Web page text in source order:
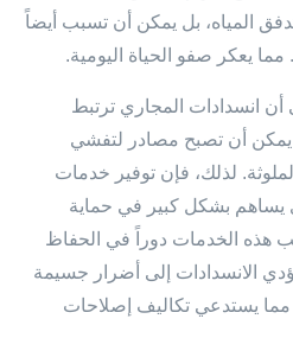
المياه، بل يمكن أن تسبب أيضاً
يعكر صفو الحياة اليومية.
أن انسدادات المجاري ترتبط
أن تصبح مصادر لتفشي
لذلك، فإن توفير خدمات
بشكل كبير في حماية
هذه الخدمات دوراً في الحفاظ
الانسدادات إلى أضرار جسيمة
مما يستدعي تكاليف إصلاحات